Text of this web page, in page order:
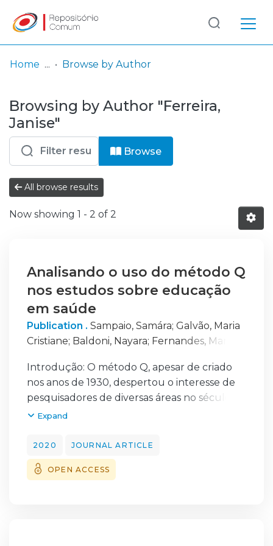
& Collections
Browse repository
Entities
Log
In
(current)
Home Browse by Author
Browsing by Author "Ferreira,
Janise"
Browse
All browse results
Now showing 1 - 2 of 2
Analisando o uso do método Q
nos estudos sobre educação
em saúde
Publication . Sampaio, Samára; Galvão, Maria
Cristiane; Baldoni, Nayara; Fernandes, Maria
Rocha, Juan ;Santos, Ana Maria;Ferreira,
Janise ;Forster, Aldaísa
Introdução: O método Q, apesar de criado
nos anos de 1930, despertou o interesse de
pesquisadores de diversas áreas no século
XXI, com crescente uso nas publicações que
constituintes da subjetividade. Caracterizado
neste trabalho como um método misto de
pesquisa, enquadra-se na categoria de
Expand
2020 JOURNAL ARTICLE
OPEN ACCESS